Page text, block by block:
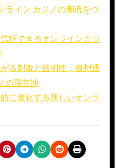
ライン カジノの潮流をつ
頼できるオンラインカジ
る刺激と透明性：仮想通
の現在地
に進化する新しいオンラ